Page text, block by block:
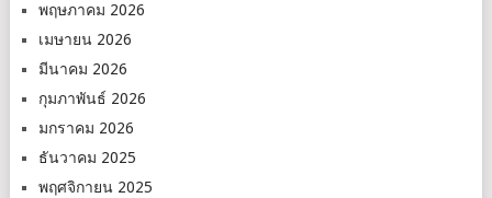
พฤษภาคม 2026
เมษายน 2026
มีนาคม 2026
กุมภาพันธ์ 2026
มกราคม 2026
ธันวาคม 2025
พฤศจิกายน 2025